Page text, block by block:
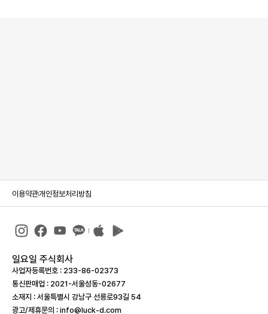
이용약관개인정보처리방침
일요일 주식회사
사업자등록번호 : 233-86-023­73
통신판매업 : 2021-서울성동-02677
소재지 : 서울특별시 강남구 선릉로93길 54
광고/제휴문의 : info@luck-d.com